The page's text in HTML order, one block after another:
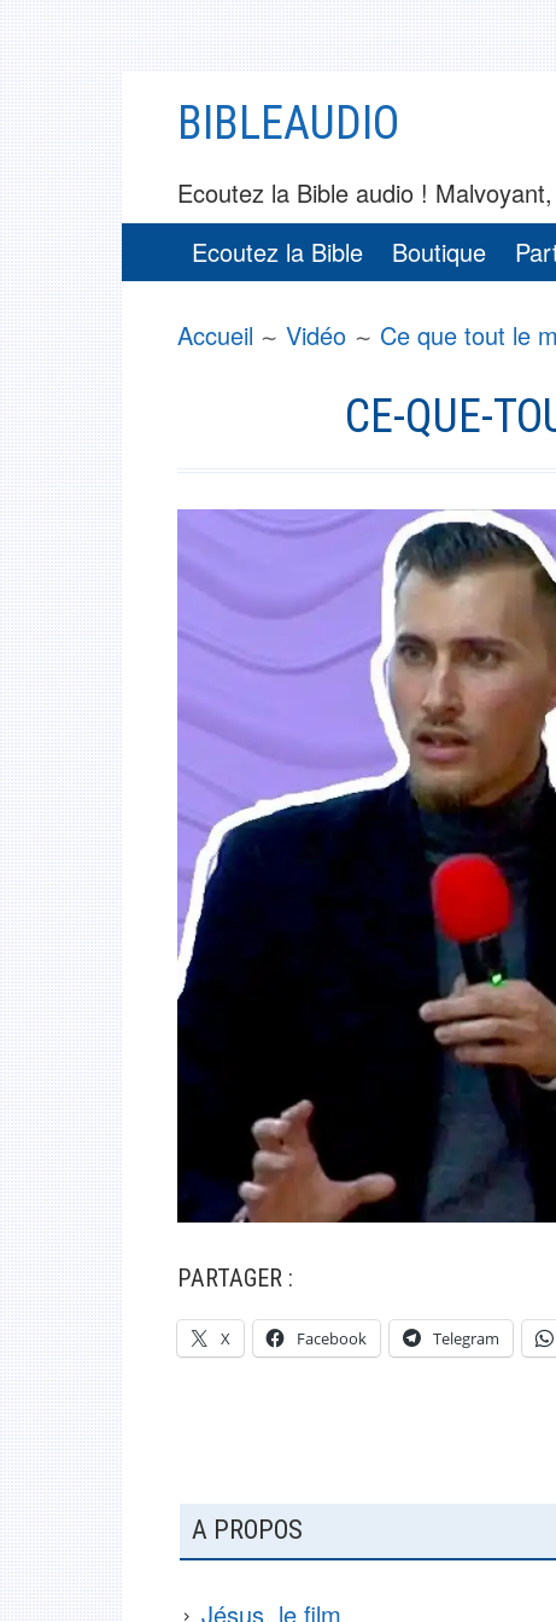
BIBLEAUDIO
Ecoutez la Bible audio !
MENU
PRINCIPAL
Ecoutez la Bible Boutique
D'ARIANE
Accueil Vidéo Ce que tout le
CE-QUE-
PARTAGER :
X Facebook Telegram
COLONNE
LATÉRALE
A PROPOS
Jésus, le film